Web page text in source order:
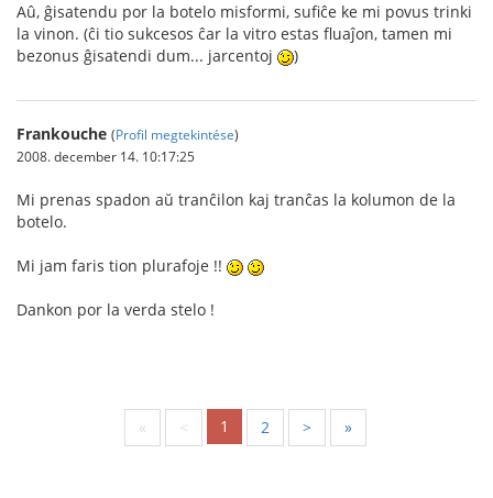
Aû, ĝisatendu por la botelo misformi, sufiĉe ke mi povus trinki
la vinon. (ĉi tio sukcesos ĉar la vitro estas fluaĵon, tamen mi
bezonus ĝisatendi dum... jarcentoj
)
Frankouche (Profil megtekintése)
2008. december 14. 10:17:25
Mi prenas spadon aŭ tranĉilon kaj tranĉas la kolumon de la
botelo.
Mi jam faris tion plurafoje !!
Dankon por la verda stelo !
« < 1 2 > »